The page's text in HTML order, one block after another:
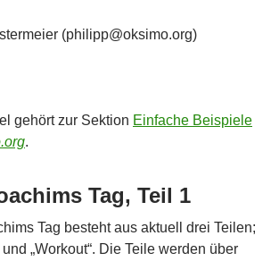
(philipp@oksimo.org)
gehört zur Sektion Einfache Beispiele
.
Tag, Teil 1
Tag besteht aus aktuell drei Teilen;
und „Workout“. Die Teile werden über